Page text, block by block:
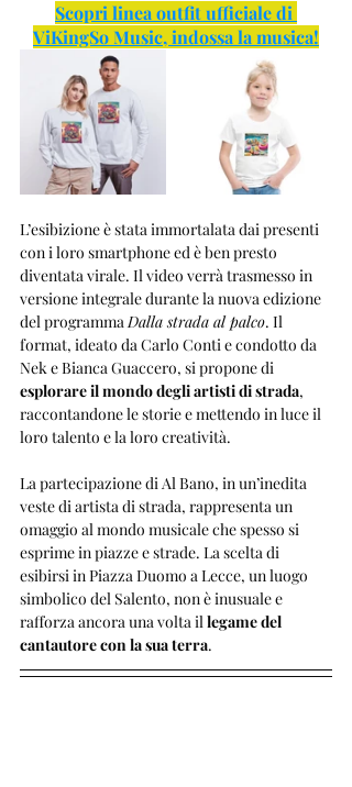
Scopri linea outfit ufficiale di
ViKingSo Music, indossa la musica!
L’esibizione è stata immortalata dai presenti
con i loro smartphone ed è ben presto
diventata virale. Il video verrà trasmesso in
versione integrale durante la nuova edizione
del programma Dalla strada al palco. Il
format, ideato da Carlo Conti e condotto da
Nek e Bianca Guaccero, si propone di
esplorare il mondo degli artisti di strada,
raccontandone le storie e mettendo in luce il
loro talento e la loro creatività.
La partecipazione di Al Bano, in un’inedita
veste di artista di strada, rappresenta un
omaggio al mondo musicale che spesso si
esprime in piazze e strade. La scelta di
esibirsi in Piazza Duomo a Lecce, un luogo
simbolico del Salento, non è inusuale e
rafforza ancora una volta il legame del
cantautore con la sua terra.